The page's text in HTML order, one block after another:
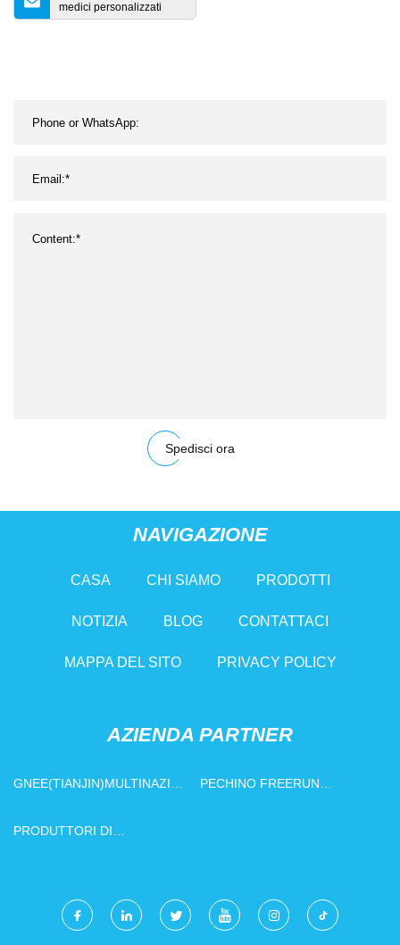
medici personalizzati
OEM ISO9001
sotto vuoto
Spedisci ora
NAVIGAZIONE
CASA CHI SIAMO PRODOTTI
NOTIZIA BLOG CONTATTACI
MAPPA DEL SITO PRIVACY POLICY
AZIENDA PARTNER
GNEE(TIANJIN)MULTINAZIONALEPECHINO FREERUN
PRODUTTORI DI